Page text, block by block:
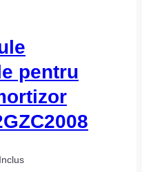
pentru